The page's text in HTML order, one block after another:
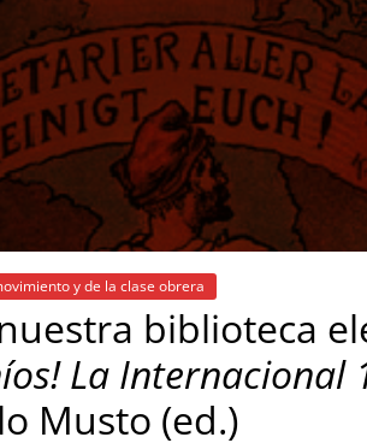
y de la clase obrera
biblioteca
La Internacional
Musto (ed.)